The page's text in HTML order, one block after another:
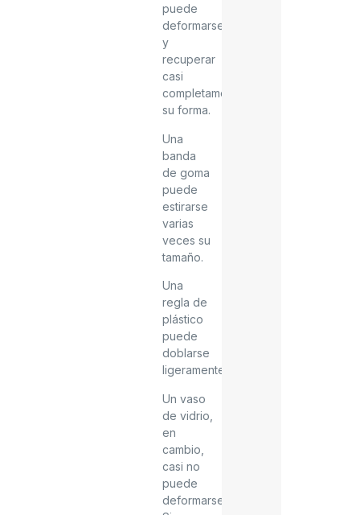
puede
deformarse
y
recuperar
casi
completamente
su forma.
Una
banda
de goma
puede
estirarse
varias
veces su
tamaño.
Una
regla de
plástico
puede
doblarse
ligeramente.
Un vaso
de vidrio,
en
cambio,
casi no
puede
deformarse.